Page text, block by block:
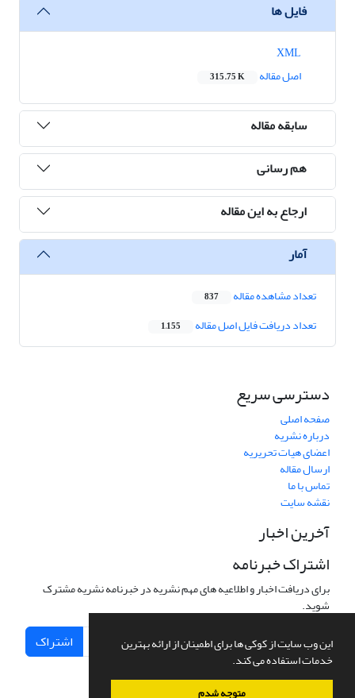
این وب سایت از کوکی ها برای اطمینان از ارائه بهترین
خدمات استفاده می کند.
متوجه شدم
فایل ها
اصل مقاله
315.75 K
سابقه مقاله
هم رسانی
ارجاع به این مقاله
آمار
تعداد مشاهده مقاله 837
تعداد دریافت فایل اصل مقاله 1,155
دسترسی سریع
صفحه اصلی
درباره نشریه
اعضای هیات تحریریه
ارسال مقاله
تماس با ما
نقشه سایت
آخرین اخبار
اشتراک خبرنامه
برای دریافت اخبار و اطلاعیه های مهم نشریه در خبرنامه نشریه مشترک
شوید.
اشتراک